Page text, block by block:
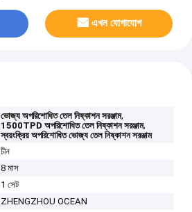
এখন যোগাযোগ
ভোজ্য অপরিশোধিত তেল নিষ্কাশন সরঞ্জাম,
1500TPD অপরিশোধিত তেল নিষ্কাশন সরঞ্জাম,
স্বয়ংক্রিয় অপরিশোধিত ভোজ্য তেল নিষ্কাশন সরঞ্জাম
চীন
8 মাস
1 সেট
ZHENGZHOU OCEAN